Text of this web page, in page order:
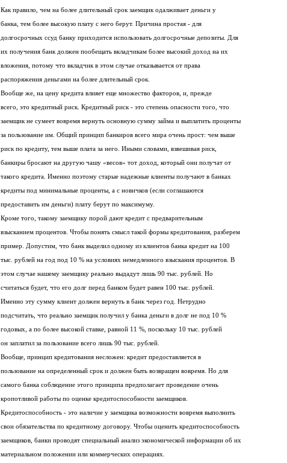
Как правило, чем на более длительный срок заемщик одалживает деньги у
банка, тем более высокую плату с него берут. Причина простая - для
долгосрочных ссуд банку приходится использовать долгосрочные депозиты. Для
их получения банк должен пообещать вкладчикам более высокий доход на их
вложения, потому что вкладчик в этом случае отказывается от права
распоряжения деньгами на более длительный срок.
Вообще же, на цену кредита влияет еще множество факторов, и, прежде
всего, это кредитный риск. Кредитный риск - это степень опасности того, что
заемщик не сумеет вовремя вернуть основную сумму займа и выплатить проценты
за пользование им. Общий принцип банкиров всего мира очень прост: чем выше
риск по кредиту, тем выше плата за него. Иными словами, взвешивая риск,
банкиры бросают на другую чашу «весов» тот доход, который они получат от
такого кредита. Именно поэтому старые надежные клиенты получают в банках
кредиты под минимальные проценты, а с новичков (если соглашаются
предоставить им деньги) плату берут по максимуму.
Кроме того, такому заемщику порой дают кредит с предварительным
взысканием процентов. Чтобы понять смысл такой формы кредитования, разберем
пример. Допустим, что банк выделил одному из клиентов банка кредит на 100
тыс. рублей на год под 10 % на условиях немедленного взыскания процентов. В
этом случае нашему заемщику реально выдадут лишь 90 тыс. рублей. Но
считаться будет, что его долг перед банком будет равен 100 тыс. рублей.
Именно эту сумму клиент должен вернуть в банк через год. Нетрудно
подсчитать, что реально заемщик получил у банка деньги в долг не под 10 %
годовых, а по более высокой ставке, равной 11 %, поскольку 10 тыс. рублей
он заплатил за пользование всего лишь 90 тыс. рублей.
Вообще, принцип кредитования несложен: кредит предоставляется в
пользование на определенный срок и должен быть возвращен вовремя. Но для
самого банка соблюдение этого принципа предполагает проведение очень
кропотливой работы по оценке кредитоспособности заемщиков.
Кредитоспособность - это наличие у заемщика возможности вовремя выполнить
свои обязательства по кредитному договору. Чтобы оценить кредитоспособность
заемщиков, банки проводят специальный анализ экономической информации об их
материальном положении или коммерческих операциях.